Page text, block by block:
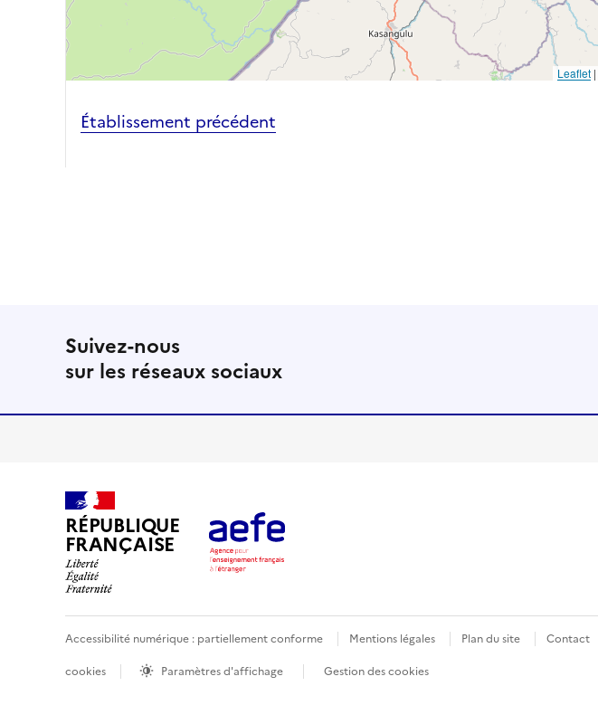
Leaflet |
Établissement précédent
Suivez-nous
sur les réseaux sociaux
RÉPUBLIQUE
FRANÇAISE
Accessibilité numérique : partiellement conforme Mentions légales Plan du site Contact
cookies
Paramètres d'affichage Gestion des cookies